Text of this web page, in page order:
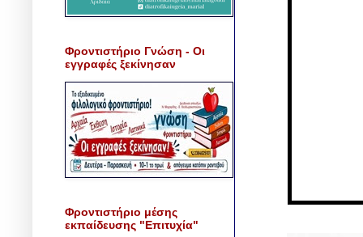
Φροντιστήριο Γνώση - Οι
εγγραφές ξεκίνησαν
Φροντιστήριο μέσης
εκπαίδευσης "Επιτυχία"